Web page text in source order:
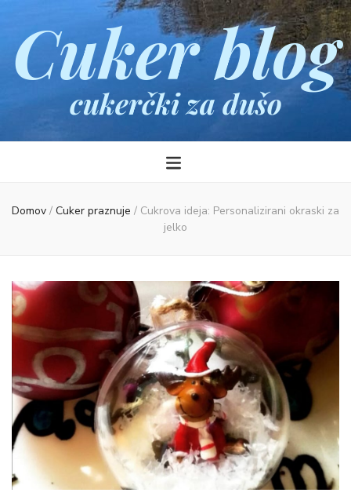
Cuker blog
cukerčki za dušo
Domov / Cuker praznuje / Cukrova ideja: Personalizirani okraski za
jelko